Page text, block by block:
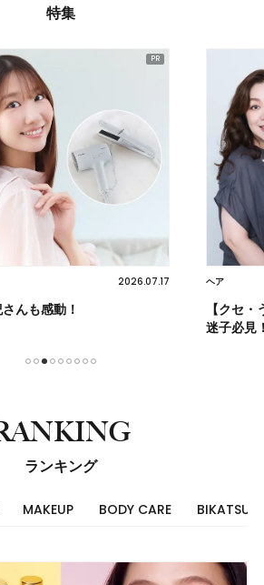
特集
2026.07.17
んも感動！
ヘア
【クセ
迷子必見
ランキング
MAKEUP BODY CARE BIKATSU